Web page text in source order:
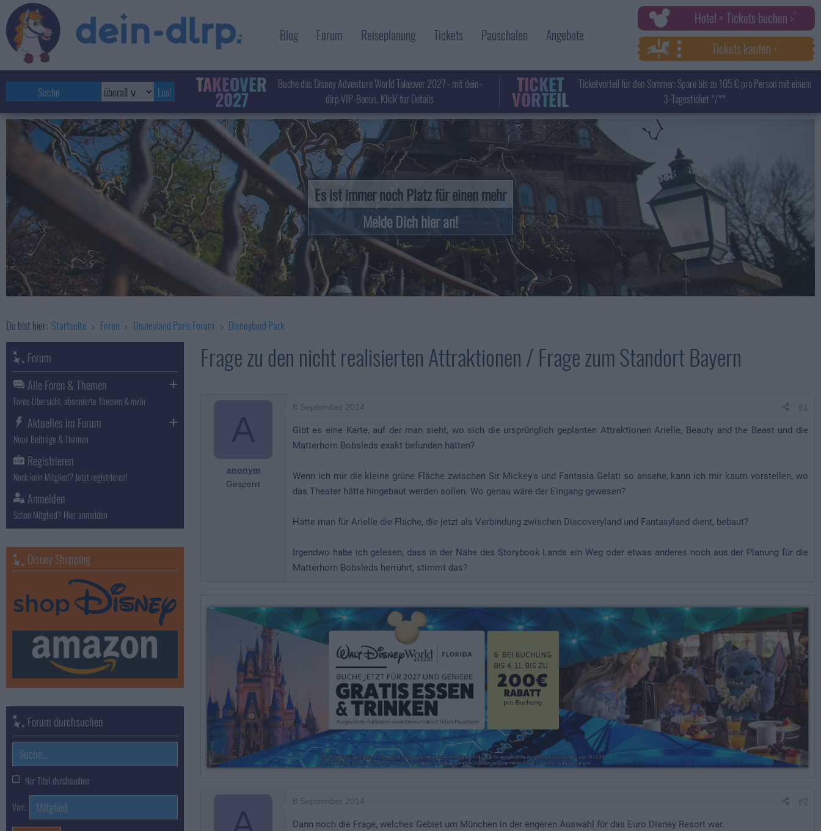
Blog Forum Reiseplanung Tickets Pauschalen Angebote
Hotel + Tickets buchen ›
Tickets kaufen ›
TAKEOVER
2027
Buche das Disney Adventure World Takeover 2027 - mit dein-
dlrp VIP-Bonus. Klick' für Details
TICKET
VORTEIL
Ticketvorteil für den Sommer: Spare bis zu 105 € pro Person mit einem
3-Tagesticket */**
Es ist immer noch Platz für einen mehr
Melde Dich hier an!
Du bist hier: Startseite Foren Disneyland Paris Forum Disneyland Park
Frage zu den nicht realisierten Attraktionen / Frage zum Standort Bayern
anonym
Gesperrt
8 September 2014 #1
Gibt es eine Karte, auf der man sieht, wo sich die ursprünglich geplanten Attraktionen Arielle, Beauty and the Beast und die
Matterhorn Bobsleds exakt befunden hätten?
Wenn ich mir die kleine grüne Fläche zwischen Sir Mickey's und Fantasia Gelati so ansehe, kann ich mir kaum vorstellen, wo
das Theater hätte hingebaut werden sollen. Wo genau wäre der Eingang gewesen?
Hätte man für Arielle die Fläche, die jetzt als Verbindung zwischen Discoveryland und Fantasyland dient, bebaut?
Irgendwo habe ich gelesen, dass in der Nähe des Storybook Lands ein Weg oder etwas anderes noch aus der Planung für die
Matterhorn Bobsleds herrührt, stimmt das?
8 September 2014 #2
Dann noch die Frage, welches Gebiet um München in der engeren Auswahl für das Euro Disney Resort war.
Forum
Alle Foren & Themen
Foren Übersicht, abonnierte Themen & mehr
Aktuelles im Forum
Neue Beiträge & Themen
Registrieren
Noch kein Mitglied? Jetzt registrieren!
Anmelden
Schon Mitglied? Hier anmelden
Disney Shopping
Forum durchsuchen
Nur Titel durchsuchen
Von: